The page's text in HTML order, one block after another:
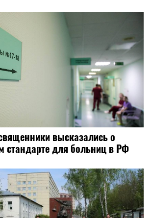
высказались о
стандарте для больниц в РФ